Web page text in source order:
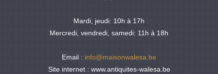
Mardi, jeudi: 10h à 17h
Mercredi, vendredi, samedi: 11h à 18h
Email : info@maisonwalesa.be
Site internet : www.antiquites-walesa.be